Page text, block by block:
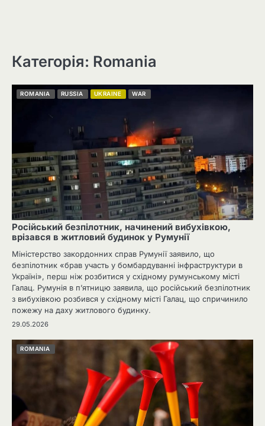
Категорія: Romania
ROMANIA RUSSIA UKRAINE WAR
Російський безпілотник, начинений вибухівкою,
врізався в житловий будинок у Румунії
Міністерство закордонних справ Румунії заявило, що
безпілотник «брав участь у бомбардуванні інфраструктури в
Україні», перш ніж розбитися у східному румунському місті
Галац. Румунія в п’ятницю заявила, що російський безпілотник
з вибухівкою розбився у східному місті Галац, що спричинило
пожежу на даху житлового будинку.
29.05.2026
ROMANIA